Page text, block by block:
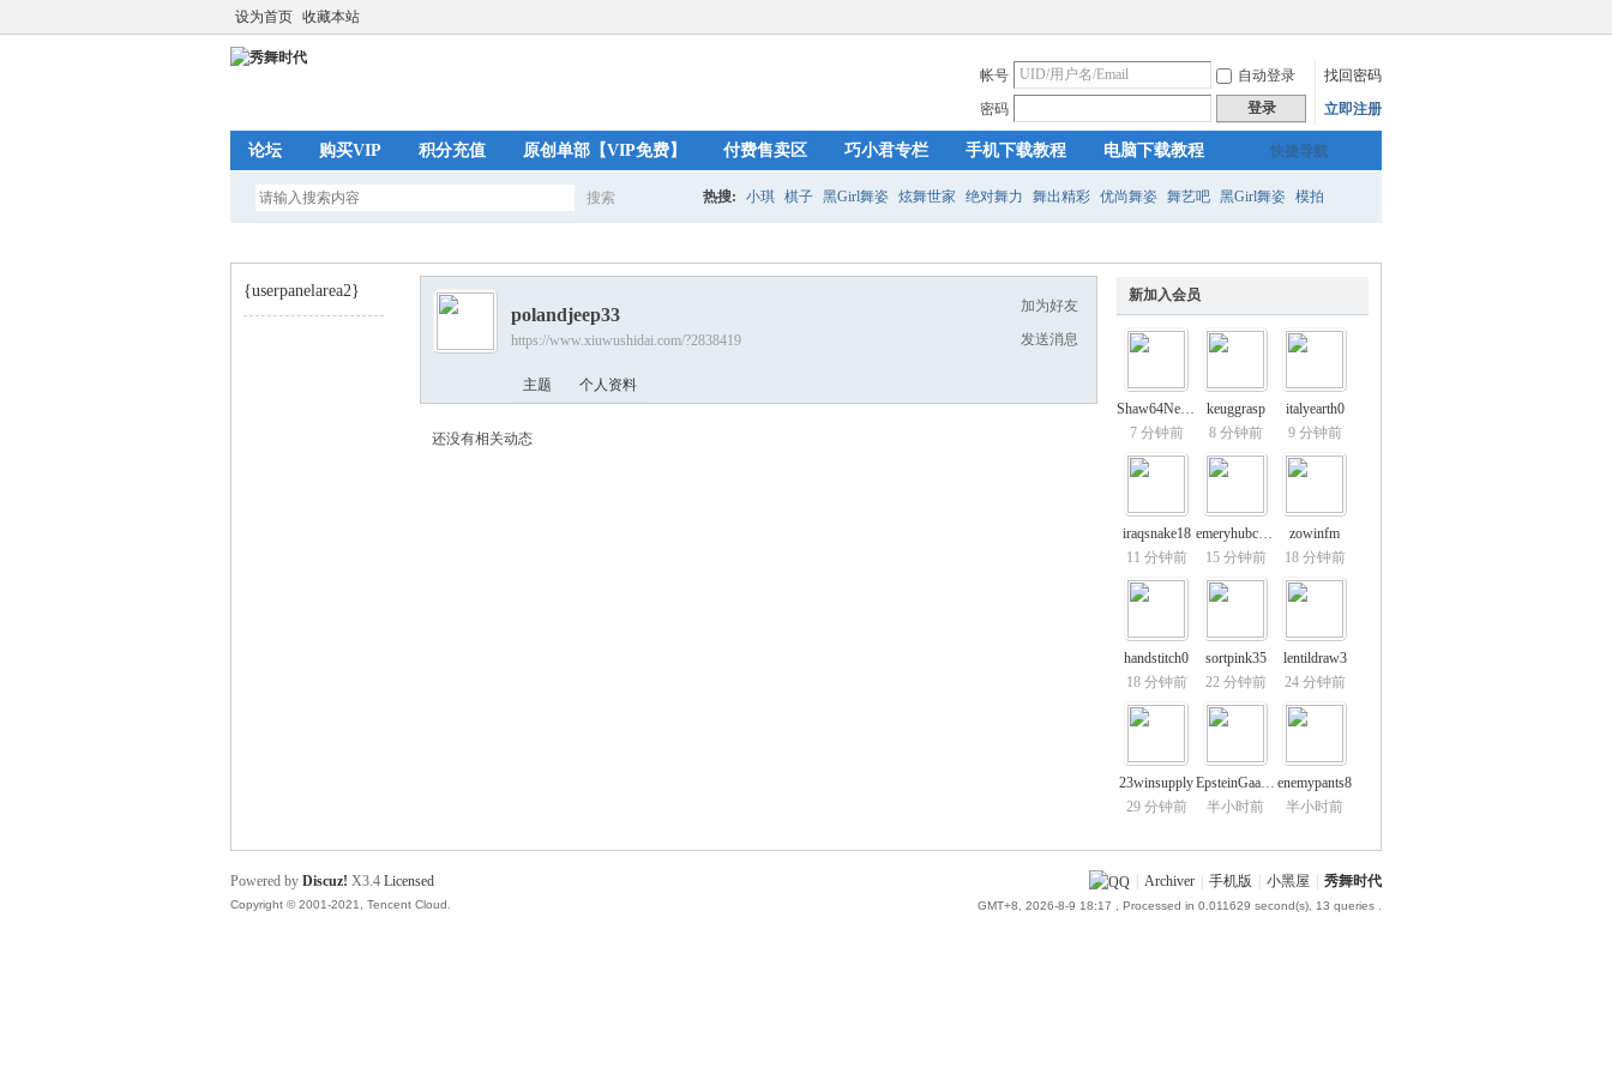
设为首页 收藏本站
帐号 自动登录
找回密码
密码
登录 立即注册
快捷导航
论坛 购买VIP 积分充值 原创单部【VIP免费】 付费售卖区 巧小君专栏 手机下载教程 电脑下载教程
搜索
索
热搜: 小琪 棋子 黑Girl舞姿 炫舞世家 绝对舞力 舞出精彩 优尚舞姿 舞艺吧 黑Girl舞姿 模拍
{userpanelarea2} 新加入会员
Shaw64Neergaa
7 分钟前
keuggrasp
8 分钟前
italyearth0
9 分钟前
iraqsnake18
11 分钟前
emeryhubcap3
15 分钟前
zowinfm
18 分钟前
handstitch0
18 分钟前
sortpink35
22 分钟前
lentildraw3
24 分钟前
23winsupply
29 分钟前
EpsteinGaarde
半小时前
enemypants8
半小时前
加为好友
发送消息
polandjeep33
https://www.xiuwushidai.com/?2838419
主题 个人资料
还没有相关动态
Archiver 手机版 小黑屋 秀舞时代
GMT+8, 2026-8-9 18:17 , Processed in 0.011629 second(s), 13 queries .
Powered by Discuz! X3.4 Licensed
Copyright © 2001-2021, Tencent Cloud.